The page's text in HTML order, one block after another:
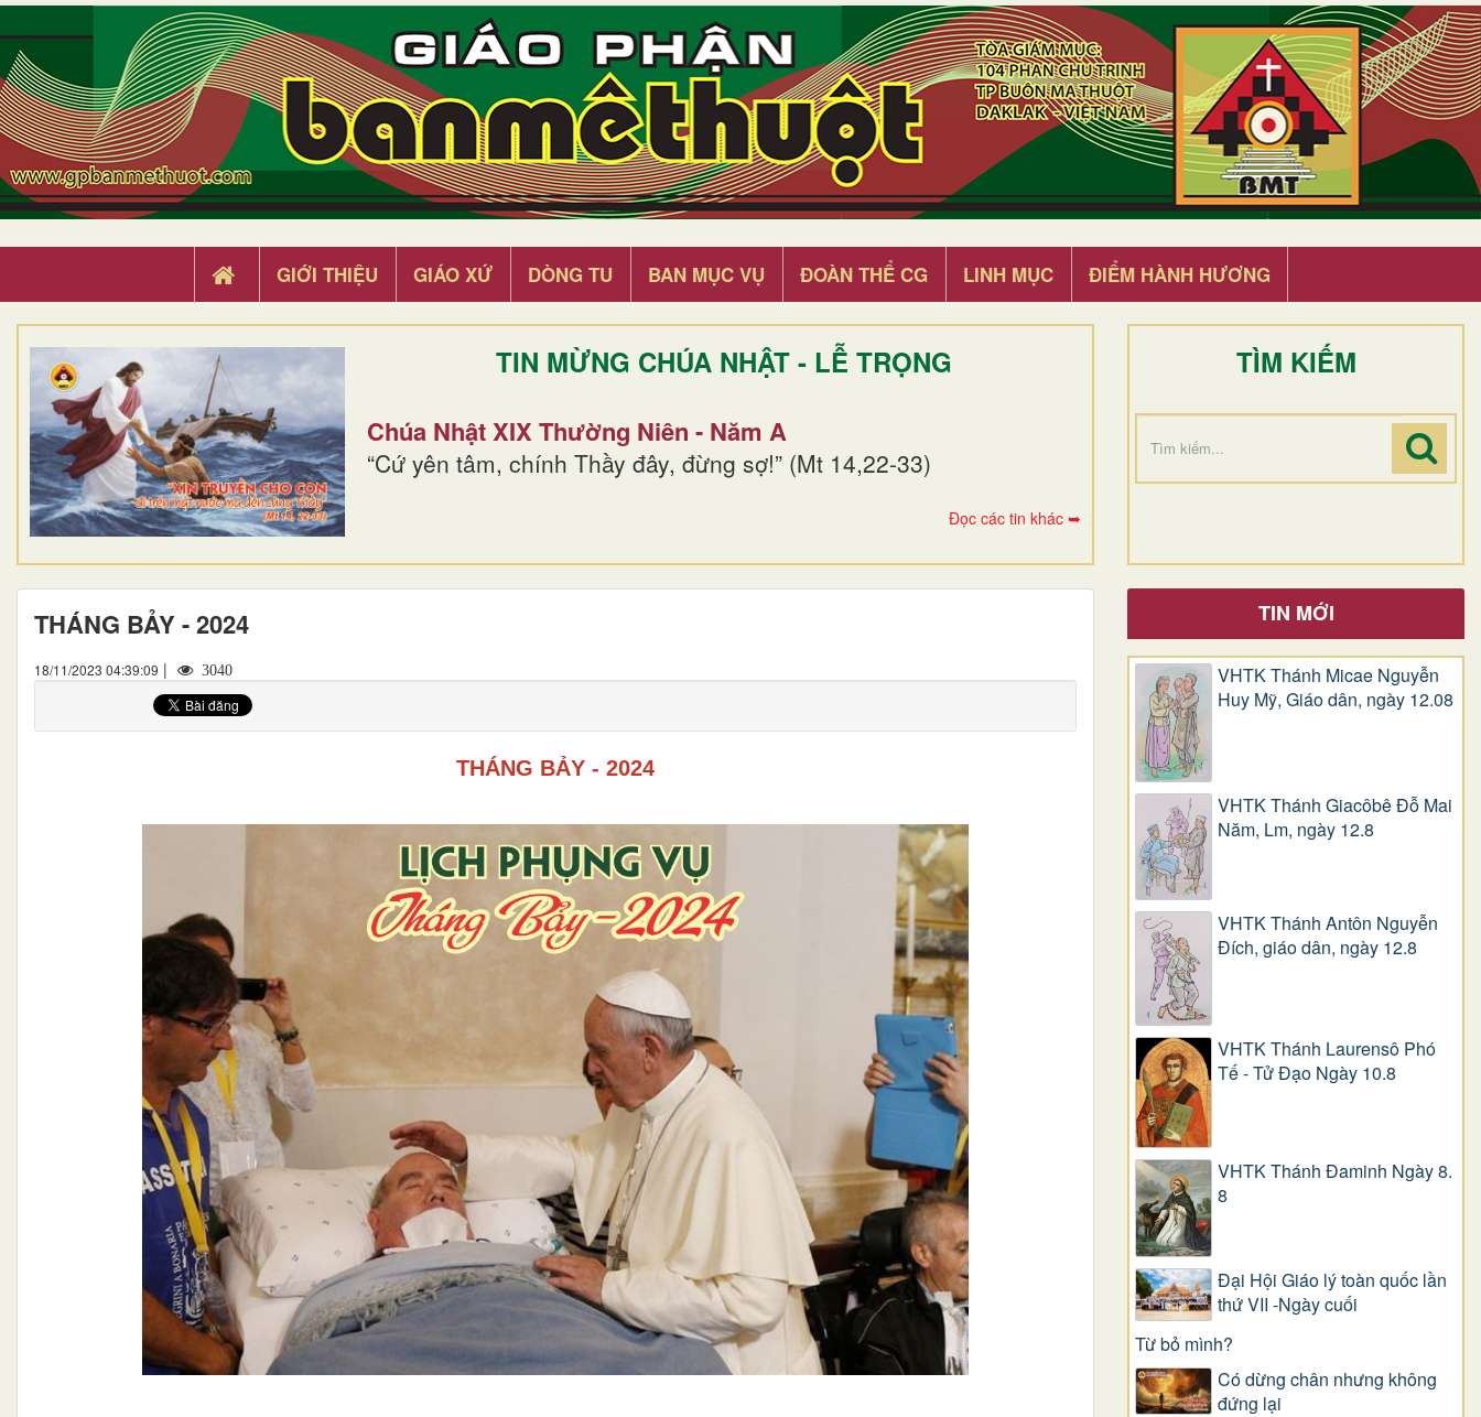
GIỚI THIỆU GIÁO XỨ DÒNG TU BAN MỤC VỤ ĐOÀN THỂ CG LINH MỤC ĐIỂM HÀNH HƯƠNG
TIN MỪNG CHÚA NHẬT - LỄ TRỌNG
Chúa Nhật XIX Thường Niên - Năm A
“Cứ yên tâm, chính Thầy đây, đừng sợ!” (Mt 14,22-33)
Đọc các tin khác ➥
TÌM KIẾM
THÁNG BẢY - 2024
18/11/2023 04:39:09 | 3040
THÁNG BẢY - 2024
TIN MỚI
VHTK Thánh Micae Nguyễn
Huy Mỹ, Giáo dân, ngày 12.08
VHTK Thánh Giacôbê Ðỗ Mai
Năm, Lm, ngày 12.8
VHTK Thánh Antôn Nguyễn
Ðích, giáo dân, ngày 12.8
VHTK Thánh Laurensô Phó
Tế - Tử Đạo Ngày 10.8
VHTK Thánh Đaminh Ngày 8.
8
Đại Hội Giáo lý toàn quốc lần
thứ VII -Ngày cuối
Từ bỏ mình?
Có dừng chân nhưng không
đứng lại